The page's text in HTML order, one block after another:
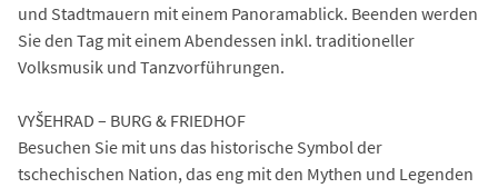
und Stadtmauern mit einem Panoramablick. Beenden werden
Sie den Tag mit einem Abendessen inkl. traditioneller
Volksmusik und Tanzvorführungen.
VYŠEHRAD – BURG & FRIEDHOF
Besuchen Sie mit uns das historische Symbol der
tschechischen Nation, das eng mit den Mythen und Legenden